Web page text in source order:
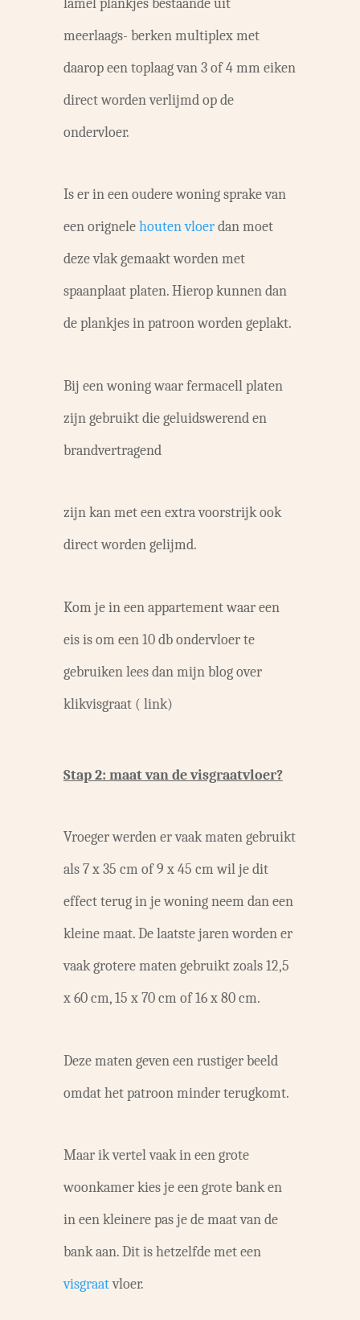
meerlaags- berken multiplex met
daarop een toplaag van 3 of 4 mm eiken
direct worden verlijmd op de
ondervloer.
Is er in een oudere woning sprake van
een orignele houten vloerdan moet
deze vlak gemaakt worden met
spaanplaat platen. Hierop kunnen dan
de plankjes in patroon worden geplakt.
Bij een woning waar fermacell platen
zijn gebruikt die geluidswerend en
brandvertragend
zijn kan met een extra voorstrijk ook
direct worden gelijmd.
Kom je in een appartement waar een
eis is om een 10 db ondervloer te
gebruiken lees dan mijn blog over
klikvisgraat ( link)
Stap 2: maat van de visgraatvloer?
Vroeger werden er vaak maten gebruikt
als 7 x 35 cm of 9 x 45 cm wil je dit
effect terug in je woning neem dan een
kleine maat. De laatste jaren worden er
vaak grotere maten gebruikt zoals 12,5
x 60 cm, 15 x 70 cm of 16 x 80 cm.
Deze maten geven een rustiger beeld
omdat het patroon minder terugkomt.
Maar ik vertel vaak in een grote
woonkamer kies je een grote bank en
in een kleinere pas je de maat van de
bank aan. Dit is hetzelfde met een
visgraatvloer.